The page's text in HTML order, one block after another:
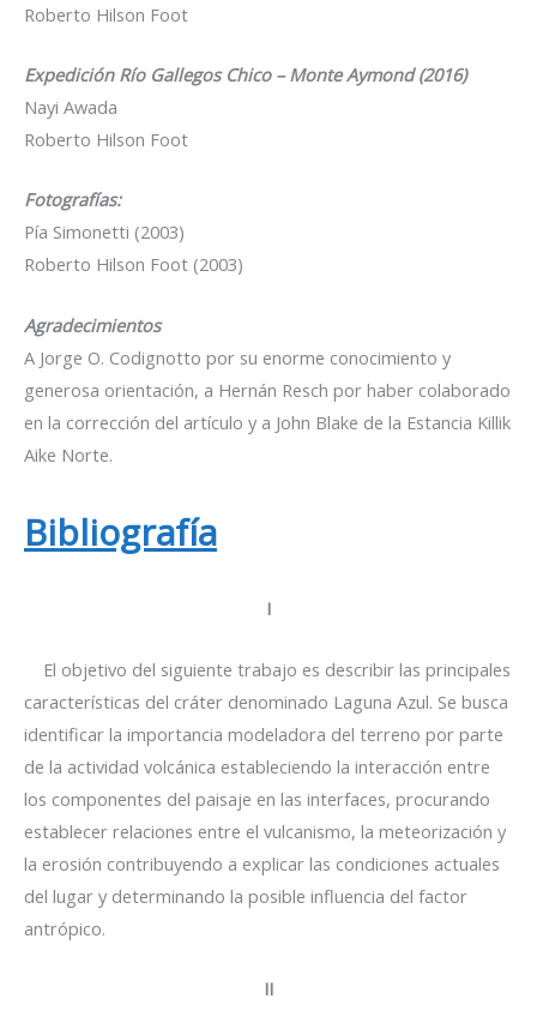
Roberto Hilson Foot
Expedición Río Gallegos Chico – Monte Aymond (2016)
Nayi Awada
Roberto Hilson Foot
Fotografías:
Pía Simonetti (2003)
Roberto Hilson Foot (2003)
Agradecimientos
A Jorge O. Codignotto por su enorme conocimiento y
generosa orientación, a Hernán Resch por haber colaborado
en la corrección del artículo y a John Blake de la Estancia Killik
Aike Norte.
Bibliografía
I
El objetivo del siguiente trabajo es describir las principales
características del cráter denominado Laguna Azul. Se busca
identificar la importancia modeladora del terreno por parte
de la actividad volcánica estableciendo la interacción entre
los componentes del paisaje en las interfaces, procurando
establecer relaciones entre el vulcanismo, la meteorización y
la erosión contribuyendo a explicar las condiciones actuales
del lugar y determinando la posible influencia del factor
antrópico.
II